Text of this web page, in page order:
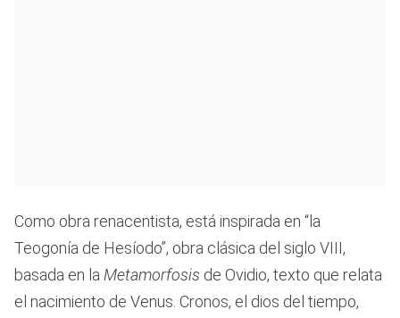
Como obra renacentista, está inspirada en “la
Teogonía de Hesíodo”, obra clásica del siglo VIII,
basada en la Metamorfosis de Ovidio, texto que relata
el nacimiento de Venus. Cronos, el dios del tiempo,